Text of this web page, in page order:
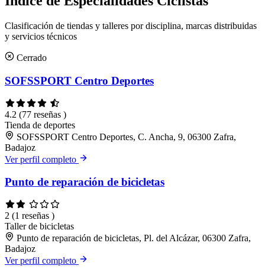
Clasificación de tiendas y talleres por disciplina, marcas distribuidas
y servicios técnicos
Cerrado
SOFSSPORT Centro Deportes
4.2 (77 reseñas )
Tienda de deportes
SOFSSPORT Centro Deportes, C. Ancha, 9, 06300 Zafra,
Badajoz
Ver perfil completo
Punto de reparación de bicicletas
2 (1 reseñas )
Taller de bicicletas
Punto de reparación de bicicletas, Pl. del Alcázar, 06300 Zafra,
Badajoz
Ver perfil completo